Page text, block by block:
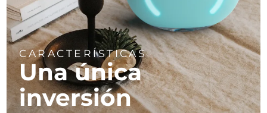
CARACTERÍSTICAS
Una única
inversión